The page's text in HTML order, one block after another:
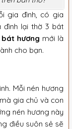
gia đình, có gia
đình lại thờ 3 bát
hương mới là
cho bạn.
Mỗi nén hương
gia chủ và con
nén hương này
điều suôn sẻ sẽ